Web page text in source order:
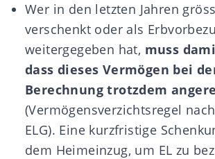
Wer in den letzten Jahren
verschenkt oder als
weitergegeben hat, muss
dass dieses Vermögen bei
Berechnung trotzdem
(Vermögensverzichtsregel
ELG). Eine kurzfristige
dem Heimeinzug, um EL zu